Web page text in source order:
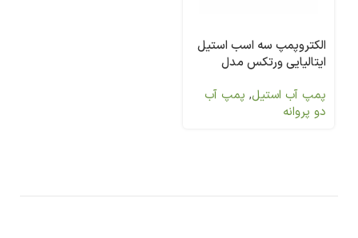
الکتروپمپ سه اسب استیل
ایتالیایی ورتکس مدل
پمپ آب استیل, پمپ آب
دو پروانه